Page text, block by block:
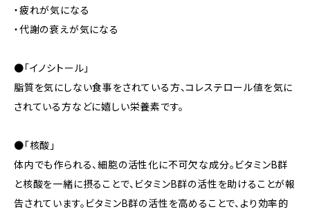
・疲れが気になる
・代謝の衰えが気になる
●「イノシトール」
脂質を気にしない食事をされている方、コレステロール値を気に
されている方などに嬉しい栄養素です。
●「核酸」
体内でも作られる、細胞の活性化に不可欠な成分。ビタミンB群
と核酸を一緒に摂ることで、ビタミンB群の活性を助けることが報
告されています。ビタミンB群の活性を高めることで、より効率的